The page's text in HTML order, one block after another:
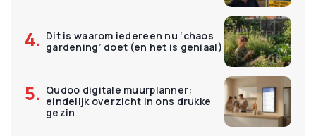
Dit is waarom iedereen nu ‘chaos
gardening’ doet (en het is geniaal)
Qudoo digitale muurplanner:
eindelijk overzicht in ons drukke
gezin